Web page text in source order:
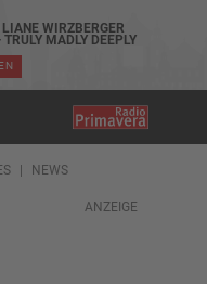
WIRZBERGER
MADLY DEEPLY
NEWS
ANZEIGE